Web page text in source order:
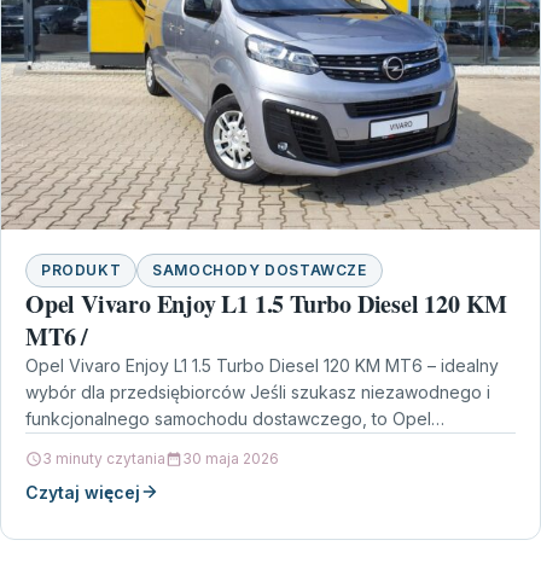
PRODUKT SAMOCHODY DOSTAWCZE
Opel Vivaro Enjoy L1 1.5 Turbo Diesel 120 KM
MT6 /
Opel Vivaro Enjoy L1 1.5 Turbo Diesel 120 KM MT6 – idealny
wybór dla przedsiębiorców Jeśli szukasz niezawodnego i
funkcjonalnego samochodu dostawczego, to Opel…
3 minuty czytania 30 maja 2026
Czytaj więcej